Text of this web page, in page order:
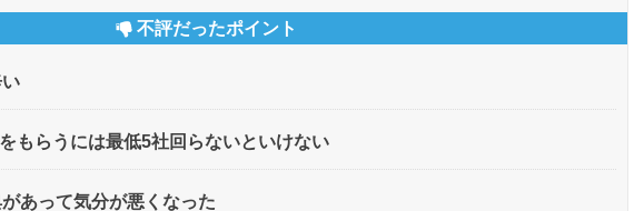
不評だったポイント
もらうには最低5社回らないといけない
あって気分が悪くなった